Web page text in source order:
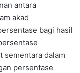
antara
akad
bagi hasil
sementara dalam
persentase